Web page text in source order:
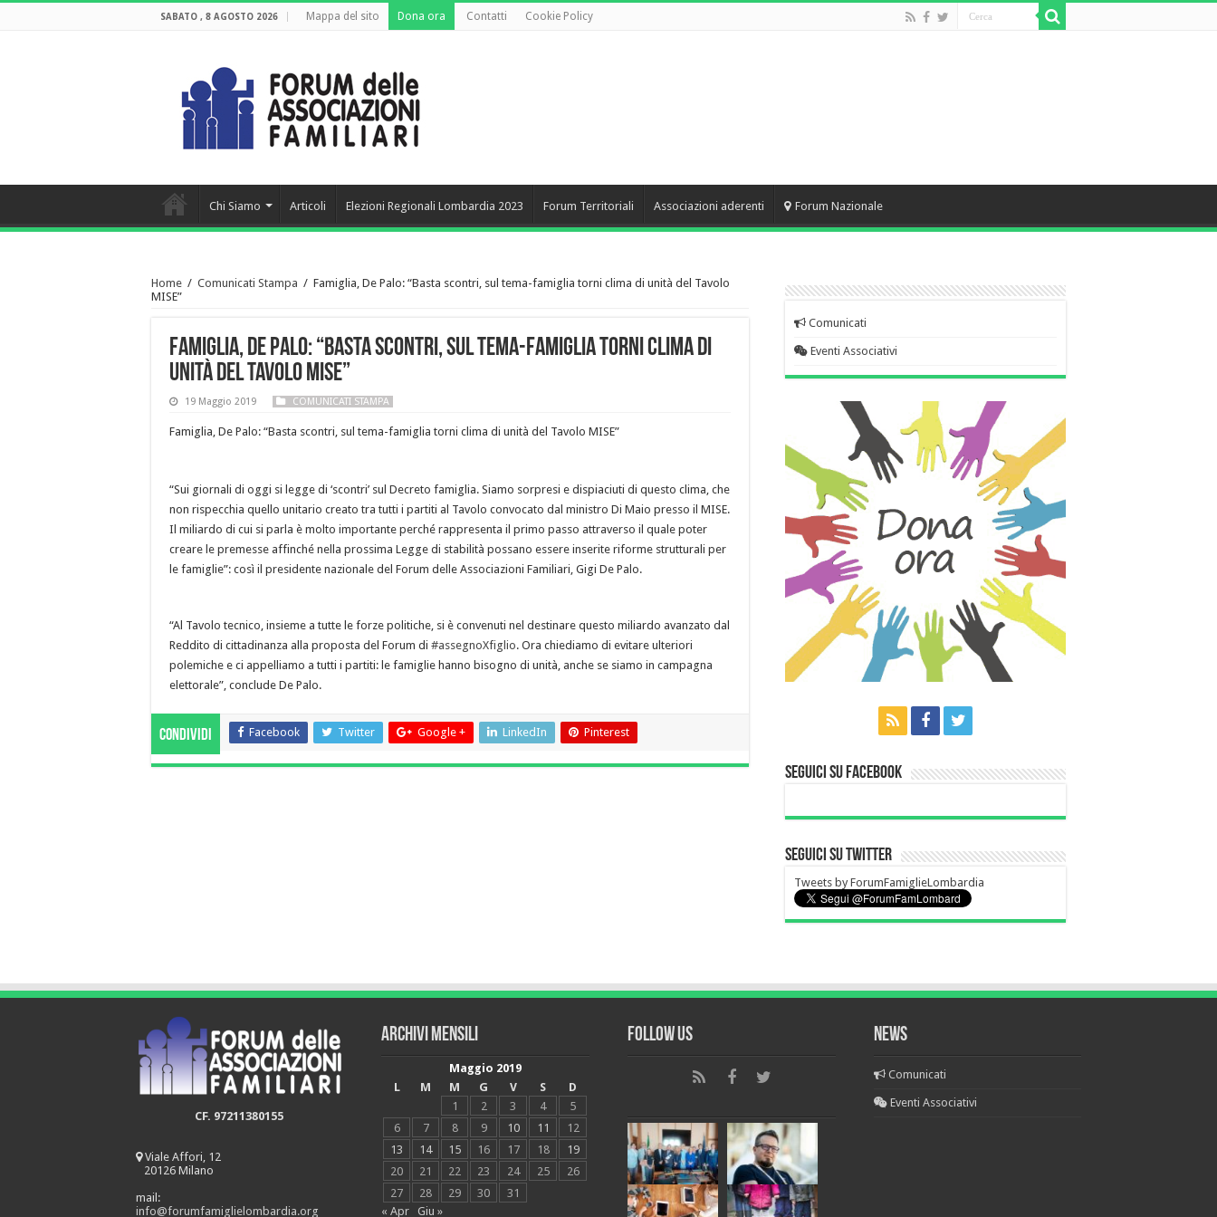
SABATO , 8 AGOSTO 2026 Mappa del sito Dona ora Contatti Cookie Policy
Chi Siamo Articoli Elezioni Regionali Lombardia 2023 Forum Territoriali Associazioni aderenti Forum Nazionale
Home / Comunicati Stampa / Famiglia, De Palo: “Basta scontri, sul tema-famiglia torni clima di unità del Tavolo
MISE”
Famiglia, De Palo: “Basta scontri, sul tema-famiglia torni clima di
unità del Tavolo MISE”
19 Maggio 2019 COMUNICATI STAMPA
Famiglia, De Palo: “Basta scontri, sul tema-famiglia torni clima di unità del Tavolo MISE”
“Sui giornali di oggi si legge di ‘scontri’ sul Decreto famiglia. Siamo sorpresi e dispiaciuti di questo clima, che
non rispecchia quello unitario creato tra tutti i partiti al Tavolo convocato dal ministro Di Maio presso il MISE.
Il miliardo di cui si parla è molto importante perché rappresenta il primo passo attraverso il quale poter
creare le premesse affinché nella prossima Legge di stabilità possano essere inserite riforme strutturali per
le famiglie”: così il presidente nazionale del Forum delle Associazioni Familiari, Gigi De Palo.
“Al Tavolo tecnico, insieme a tutte le forze politiche, si è convenuti nel destinare questo miliardo avanzato dal
Reddito di cittadinanza alla proposta del Forum di #assegnoXfiglio. Ora chiediamo di evitare ulteriori
polemiche e ci appelliamo a tutti i partiti: le famiglie hanno bisogno di unità, anche se siamo in campagna
elettorale”, conclude De Palo.
Condividi Facebook Twitter Google + LinkedIn Pinterest
Comunicati
Eventi Associativi
Seguici su Facebook
Seguici su Twitter
Tweets by ForumFamiglieLombardia
CF. 97211380155
Viale Affori, 12
20126 Milano
mail:
info@forumfamiglielombardia.org
Archivi mensili
Maggio 2019
L
M M G V S
D
1
2 3 4
5
6
7 8 9 10 11
12
13
14 15 16 17 18
19
20
21 22 23 24 25
26
27
28 29 30
31
« Apr
Giu »
Follow Us News
Comunicati
Eventi Associativi